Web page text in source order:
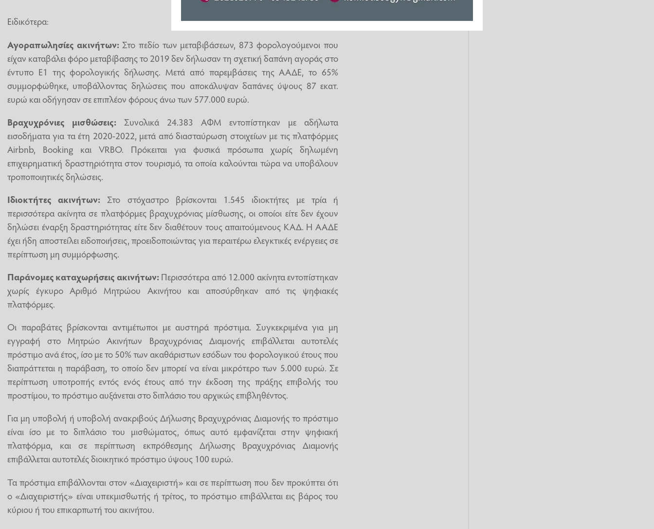
Ειδικότερα:
Αγοραπωλησίες ακινήτων: Στο πεδίο των μεταβιβάσεων, 873 φορολογούμενοι που
είχαν καταβάλει φόρο μεταβίβασης το 2019 δεν δήλωσαν τη σχετική δαπάνη αγοράς στο
έντυπο Ε1 της φορολογικής δήλωσης. Μετά από παρεμβάσεις της ΑΑΔΕ, το 65%
συμμορφώθηκε, υποβάλλοντας δηλώσεις που αποκάλυψαν δαπάνες ύψους 87 εκατ.
ευρώ και οδήγησαν σε επιπλέον φόρους άνω των 577.000 ευρώ.
Βραχυχρόνιες μισθώσεις: Συνολικά 24.383 ΑΦΜ εντοπίστηκαν με αδήλωτα
εισοδήματα για τα έτη 2020-2022, μετά από διασταύρωση στοιχείων με τις πλατφόρμες
Airbnb, Booking και VRBO. Πρόκειται για φυσικά πρόσωπα χωρίς δηλωμένη
επιχειρηματική δραστηριότητα στον τουρισμό, τα οποία καλούνται τώρα να υποβάλουν
τροποποιητικές δηλώσεις.
Ιδιοκτήτες ακινήτων:Στο στόχαστρο βρίσκονται 1.545 ιδιοκτήτες με τρία ή
περισσότερα ακίνητα σε πλατφόρμες βραχυχρόνιας μίσθωσης, οι οποίοι είτε δεν έχουν
δηλώσει έναρξη δραστηριότητας είτε δεν διαθέτουν τους απαιτούμενους ΚΑΔ. Η ΑΑΔΕ
έχει ήδη αποστείλει ειδοποιήσεις, προειδοποιώντας για περαιτέρω ελεγκτικές ενέργειες σε
περίπτωση μη συμμόρφωσης.
Παράνομες καταχωρήσεις ακινήτων: Περισσότερα από 12.000 ακίνητα εντοπίστηκαν
χωρίς έγκυρο Αριθμό Μητρώου Ακινήτου και αποσύρθηκαν από τις ψηφιακές
πλατφόρμες.
Οι παραβάτες βρίσκονται αντιμέτωποι με αυστηρά πρόστιμα. Συγκεκριμένα για μη
εγγραφή στο Μητρώο Ακινήτων Βραχυχρόνιας Διαμονής επιβάλλεται αυτοτελές
πρόστιμο ανά έτος, ίσο με το 50% των ακαθάριστων εσόδων του φορολογικού έτους που
διαπράττεται η παράβαση, το οποίο δεν μπορεί να είναι μικρότερο των 5.000 ευρώ. Σε
περίπτωση υποτροπής εντός ενός έτους από την έκδοση της πράξης επιβολής του
προστίμου, το πρόστιμο αυξάνεται στο διπλάσιο του αρχικώς επιβληθέντος.
Για μη υποβολή ή υποβολή ανακριβούς Δήλωσης Βραχυχρόνιας Διαμονής το πρόστιμο
είναι ίσο με το διπλάσιο του μισθώματος, όπως αυτό εμφανίζεται στην ψηφιακή
πλατφόρμα, και σε περίπτωση εκπρόθεσμης Δήλωσης Βραχυχρόνιας Διαμονής
επιβάλλεται αυτοτελές διοικητικό πρόστιμο ύψους 100 ευρώ.
Τα πρόστιμα επιβάλλονται στον «Διαχειριστή» και σε περίπτωση που δεν προκύπτει ότι
ο «Διαχειριστής» είναι υπεκμισθωτής ή τρίτος, το πρόστιμο επιβάλλεται εις βάρος του
κύριου ή του επικαρπωτή του ακινήτου.